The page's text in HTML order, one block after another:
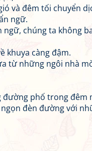
và đêm tối chuyển
ngữ.
ngữ, chúng ta không
khuya càng đậm.
từ những ngôi nhà
phố trong đêm
đèn đường với